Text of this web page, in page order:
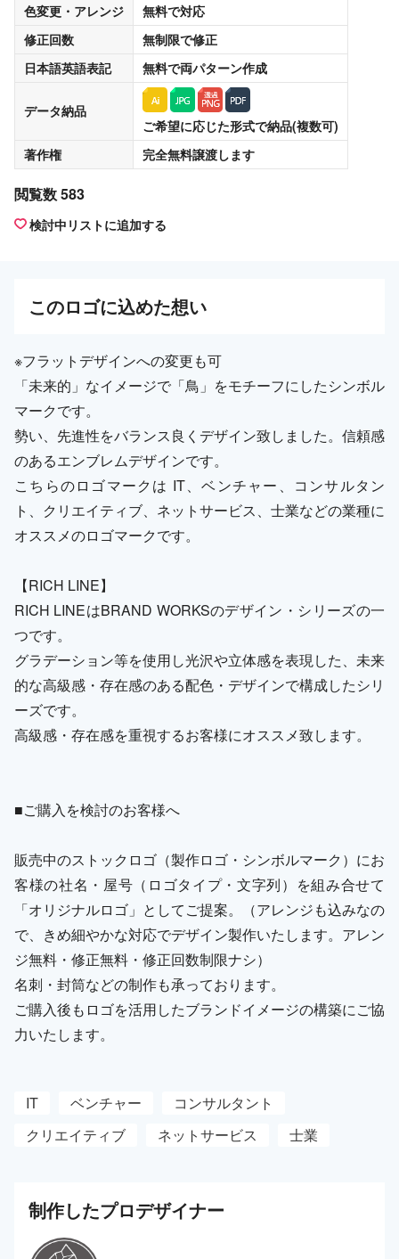
色変更・アレンジ
無料で対応
修正回数
無制限で修正
日本語英語表記
無料で両パターン作成
データ納品
ご希望に応じた形式で納品(複数可)
著作権
完全無料譲渡します
閲覧数 583
検討中リストに追加する
このロゴに込めた想い
※フラットデザインへの変更も可
「未来的」なイメージで「鳥」をモチーフにしたシンボル
マークです。
勢い、先進性をバランス良くデザイン致しました。信頼感
のあるエンブレムデザインです。
こちらのロゴマークは IT、ベンチャー、コンサルタン
ト、クリエイティブ、ネットサービス、士業などの業種に
オススメのロゴマークです。
【RICH LINE】
RICH LINEはBRAND WORKSのデザイン・シリーズの一
つです。
グラデーション等を使用し光沢や立体感を表現した、未来
的な高級感・存在感のある配色・デザインで構成したシリ
ーズです。
高級感・存在感を重視するお客様にオススメ致します。
■ご購入を検討のお客様へ
販売中のストックロゴ（製作ロゴ・シンボルマーク）にお
客様の社名・屋号（ロゴタイプ・文字列）を組み合せて
「オリジナルロゴ」としてご提案。（アレンジも込みなの
で、きめ細やかな対応でデザイン製作いたします。アレン
ジ無料・修正無料・修正回数制限ナシ）
名刺・封筒などの制作も承っております。
ご購入後もロゴを活用したブランドイメージの構築にご協
力いたします。
IT ベンチャー
コンサルタント
クリエイティブ
ネットサービス 士業
制作したプロデザイナー